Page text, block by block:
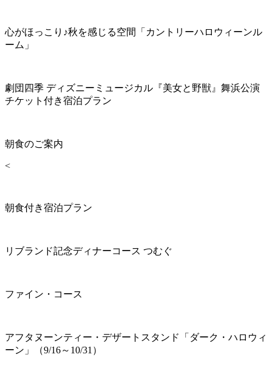
心がほっこり♪秋を感じる空間「カントリーハロウィーンル
ーム」
劇団四季 ディズニーミュージカル『美女と野獣』舞浜公演
チケット付き宿泊プラン
朝食のご案内
<
朝食付き宿泊プラン
リブランド記念ディナーコース つむぐ
ファイン・コース
アフタヌーンティー・デザートスタンド「ダーク・ハロウィ
ーン」（9/16～10/31）